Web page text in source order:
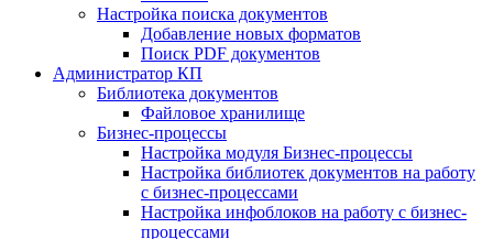
Настройка поиска документов
Добавление новых форматов
Поиск PDF документов
Администратор КП
Библиотека документов
Файловое хранилище
Бизнес-процессы
Настройка модуля Бизнес-процессы
Настройка библиотек документов на работу
с бизнес-процессами
Настройка инфоблоков на работу с бизнес-
процессами